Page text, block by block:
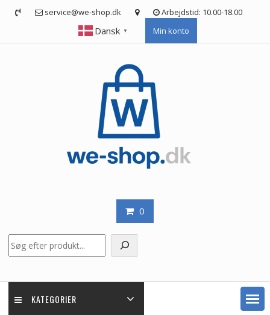
service@we-shop.dk Arbejdstid: 10.00-18.00
Dansk ▼ Min konto
0
KATEGORIER